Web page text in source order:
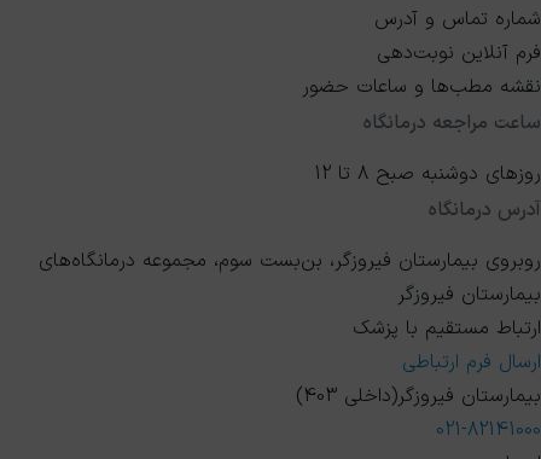
شماره تماس و آدرس
فرم آنلاین نوبت‌دهی
نقشه مطب‌ها و ساعات حضور
ساعت مراجعه درمانگاه
روزهای دوشنبه صبح 8 تا 12
آدرس درمانگاه
روبروی بیمارستان فیروزگر، بن‌بست سوم، مجموعه درمانگاه‌های
بیمارستان فیروزگر
ارتباط مستقیم با پزشک
ارسال فرم ارتباطی
بیمارستان فیروزگر(داخلی 403)
021-82141000